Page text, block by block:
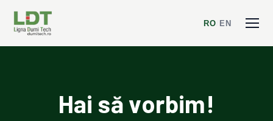
RO EN
Hai să vorbim!